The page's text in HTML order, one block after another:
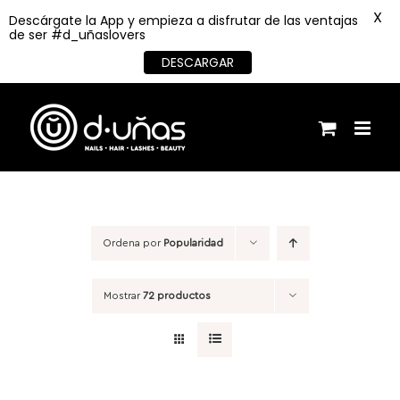
contenido
Ordena por Popularidad
Mostrar72 productos
Descárgate la App y empieza a disfrutar de las ventajas
de ser #d_uñaslovers
DESCARGAR
X